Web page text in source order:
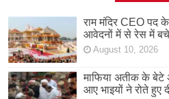
राम मंदिर CEO पद
आवेदनों में से रेस में बचे
August 10, 2026
माफिया अतीक के बेटे
आए भाइयों ने रोते हुए